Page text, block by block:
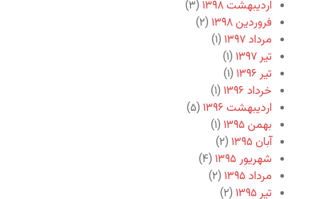
اردیبهشت ۱۳۹۸
(۳)
فروردین ۱۳۹۸
(۲)
مرداد ۱۳۹۷
(۱)
تیر ۱۳۹۷
(۱)
تیر ۱۳۹۶
(۱)
خرداد ۱۳۹۶
(۱)
اردیبهشت ۱۳۹۶
(۵)
بهمن ۱۳۹۵
(۱)
آبان ۱۳۹۵
(۲)
شهریور ۱۳۹۵
(۴)
مرداد ۱۳۹۵
(۲)
تیر ۱۳۹۵
(۲)